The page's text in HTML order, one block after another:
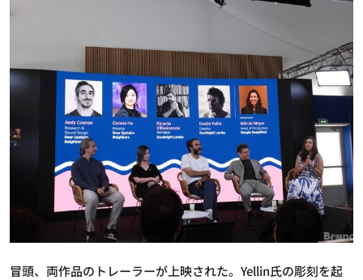
冒頭、両作品のトレーラーが上映された。Yellin氏の彫刻を起